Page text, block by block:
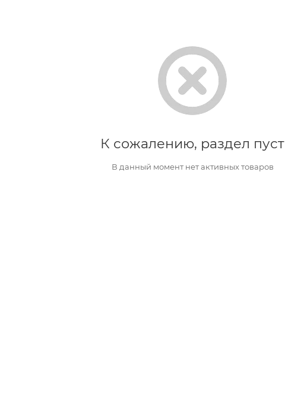
К сожалению, раздел пуст
В данный момент нет активных товаров